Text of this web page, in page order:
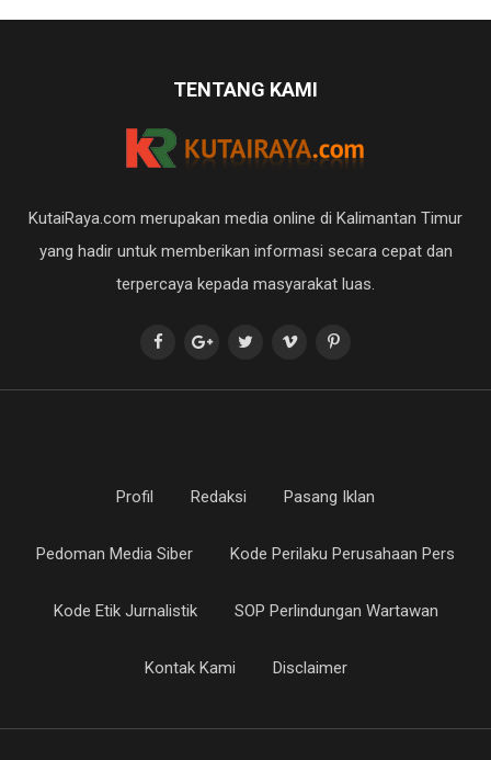
TENTANG KAMI
KutaiRaya.com merupakan media online di Kalimantan Timur
yang hadir untuk memberikan informasi secara cepat dan
terpercaya kepada masyarakat luas.
Profil Redaksi Pasang Iklan
Pedoman Media Siber Kode Perilaku Perusahaan Pers
Kode Etik Jurnalistik SOP Perlindungan Wartawan
Kontak Kami Disclaimer